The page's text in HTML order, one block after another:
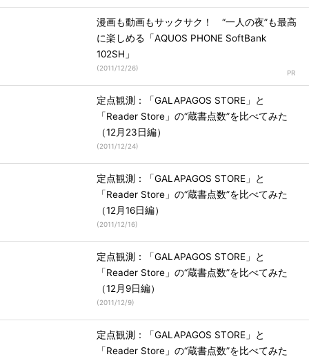
漫画も動画もサックサク！ “一人の夜”も最高
に楽しめる「AQUOS PHONE SoftBank
102SH」
(2011/12/26)
定点観測：「GALAPAGOS STORE」と
「Reader Store」の“蔵書点数”を比べてみた
（12月23日編）
(2011/12/24)
定点観測：「GALAPAGOS STORE」と
「Reader Store」の“蔵書点数”を比べてみた
（12月16日編）
(2011/12/16)
定点観測：「GALAPAGOS STORE」と
「Reader Store」の“蔵書点数”を比べてみた
（12月9日編）
(2011/12/9)
定点観測：「GALAPAGOS STORE」と
「Reader Store」の“蔵書点数”を比べてみた